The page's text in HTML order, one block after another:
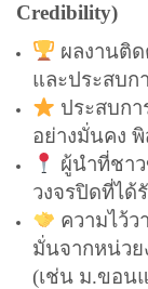
Credibility)
ผลงานติ
และประสบก
ประสบก
อย่างมั่นคง
ผู้นำที่ชา
วงจรปิดที่ได้
ความไว้ว
มั่นจากหน่วย
(เช่น ม.ขอน